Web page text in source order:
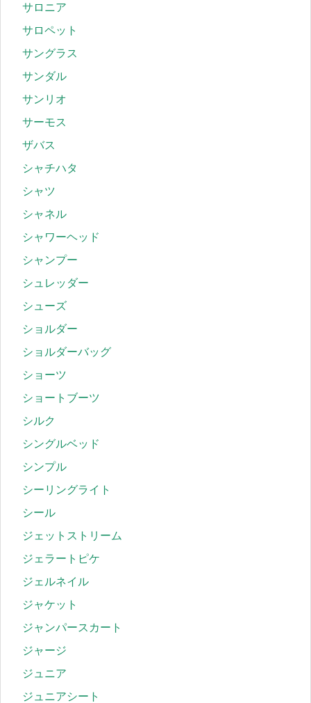
サロニア
サロペット
サングラス
サンダル
サンリオ
サーモス
ザバス
シャチハタ
シャツ
シャネル
シャワーヘッド
シャンプー
シュレッダー
シューズ
ショルダー
ショルダーバッグ
ショーツ
ショートブーツ
シルク
シングルベッド
シンプル
シーリングライト
シール
ジェットストリーム
ジェラートピケ
ジェルネイル
ジャケット
ジャンパースカート
ジャージ
ジュニア
ジュニアシート